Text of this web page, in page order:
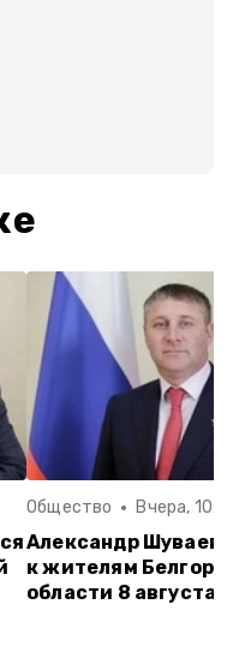
Общество Вчера,
Александр Шуваев
к жителям
области 8 августа